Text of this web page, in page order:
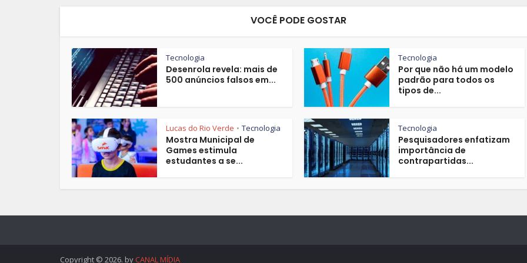
VOCÊ PODE GOSTAR
Tecnologia
Desenrola revela: mais de
500 anúncios falsos em...
Tecnologia
Por que não há um modelo
padrão para todos os
tipos de...
Lucas do Rio Verde • Tecnologia
Mostra Municipal de
Games estimula
estudantes a se...
Tecnologia
Pesquisadores enfatizam
importância de
contrapartidas...
Copyright © 2026. by CANAL MÍDIA